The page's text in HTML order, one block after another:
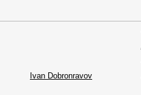
Ivan Dobronravov